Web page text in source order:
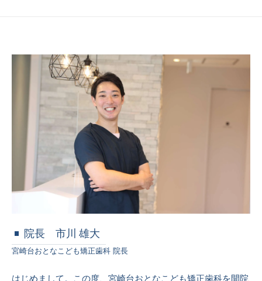
院長 市川 雄⼤
宮崎台おとなこども矯正⻭科 院長
はじめまして。この度、宮崎台おとなこども矯正歯科を開院